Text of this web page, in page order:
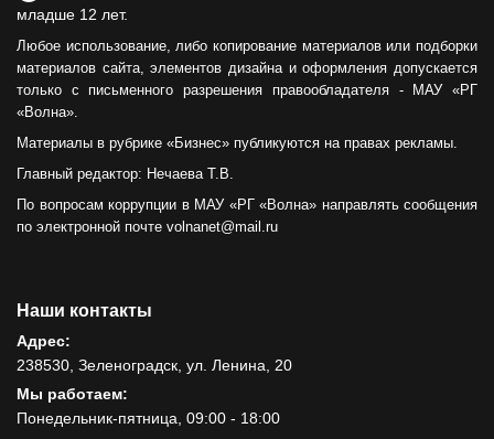
младше 12 лет.
Любое использование, либо копирование материалов или подборки
материалов сайта, элементов дизайна и оформления допускается
только с письменного разрешения правообладателя - МАУ «РГ
«Волна».
Материалы в рубрике «Бизнес» публикуются на правах рекламы.
Главный редактор: Нечаева Т.В.
По вопросам коррупции в МАУ «РГ «Волна» направлять сообщения
по электронной почте volnanet@mail.ru
Наши контакты
Адрес:
238530, Зеленоградск, ул. Ленина, 20
Мы работаем:
Понедельник-пятница, 09:00 - 18:00